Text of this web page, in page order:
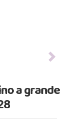
Next
a grande